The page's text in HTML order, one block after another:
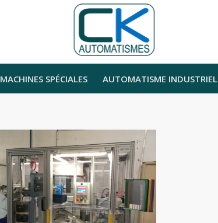
MACHINES SPÉCIALES AUTOMATISME INDUSTRIEL